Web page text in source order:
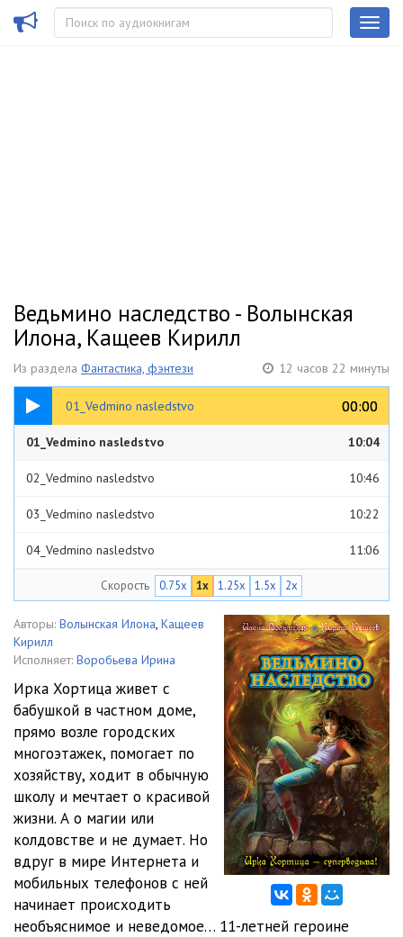
Ведьмино наследство - Волынская
Илона, Кащеев Кирилл
Из раздела Фантастика, фэнтези 12 часов 22 минуты
01_Vedmino nasledstvo 00:00
00:00
10:04
01_Vedmino nasledstvo 10:04
02_Vedmino nasledstvo 10:46
03_Vedmino nasledstvo 10:22
04_Vedmino nasledstvo 11:06
05_Vedmino nasledstvo
06_Vedmino nasledstvo 10:14
07_Vedmino nasledstvo 10:48
08_Vedmino nasledstvo 10:21
09_Vedmino nasledstvo 10:24
10_Vedmino nasledstvo 12:30
11_Vedmino nasledstvo 10:16
12_Vedmino nasledstvo 11:22
13_Vedmino nasledstvo 10:19
14_Vedmino nasledstvo
Скорость 0.75x 1x 1.25x 1.5x 2x
Авторы: Волынская Илона, Кащеев
Кирилл
Исполняет: Воробьева Ирина
Ирка Хортица живет с
бабушкой в частном доме,
прямо возле городских
многоэтажек, помогает по
хозяйству, ходит в обычную
школу и мечтает о красивой
жизни. А о магии или
колдовстве и не думает. Но
вдруг в мире Интернета и
мобильных телефонов с ней
начинает происходить
необъяснимое и неведомое… 11-летней героине